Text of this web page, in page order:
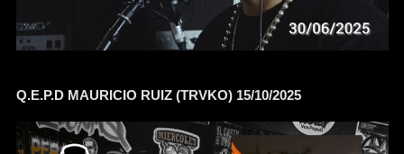
Q.E.P.D MAURICIO RUIZ (TRVKO) 15/10/2025